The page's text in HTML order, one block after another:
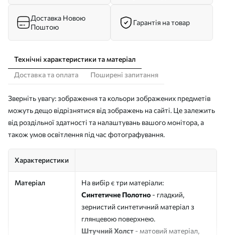
Доставка Новою
Поштою
Гарантія на товар
Технічні характеристики та матеріал
Доставка та оплата
Поширені запитання
Зверніть увагу: зображення та кольори зображених предметів
можуть дещо відрізнятися від зображень на сайті. Це залежить
від роздільної здатності та налаштувань вашого монітора, а
також умов освітлення під час фотографування.
Характеристики
Матеріал
На вибір є три матеріали:
Синтетичне Полотно - гладкий,
зернистий синтетичний матеріал з
глянцевою поверхнею.
Штучний Холст - матовий матеріал,